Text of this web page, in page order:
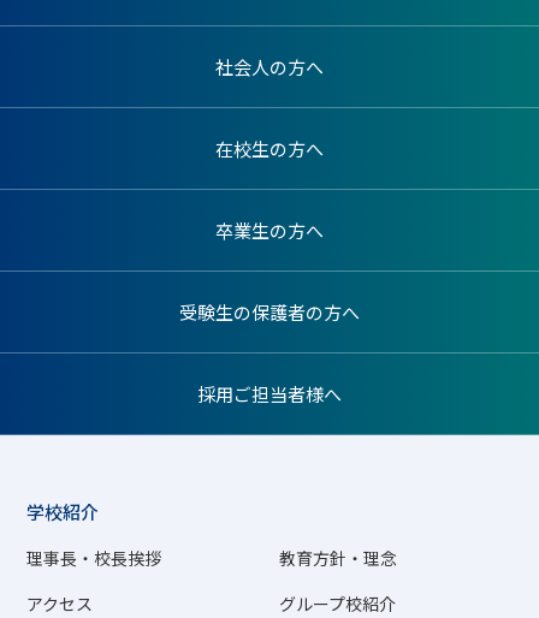
社会人の方へ
在校生の方へ
卒業生の方へ
受験生の保護者の方へ
採用ご担当者様へ
学校紹介
理事長・校長挨拶
教育方針・理念
アクセス
グループ校紹介